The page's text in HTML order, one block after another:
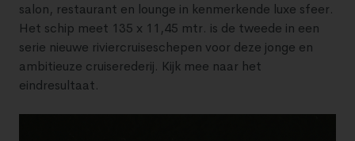
salon, restaurant en lounge in kenmerkende luxe sfeer.
Het schip meet 135 x 11,45 mtr. is de tweede in een
serie nieuwe riviercruiseschepen voor deze jonge en
ambitieuze cruiserederij. Kijk mee naar het
eindresultaat.